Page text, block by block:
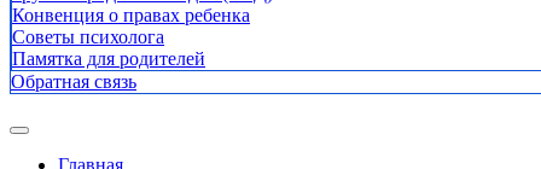
Конвенция о правах ребенка
Советы психолога
Памятка для родителей
Обратная связь
Главная